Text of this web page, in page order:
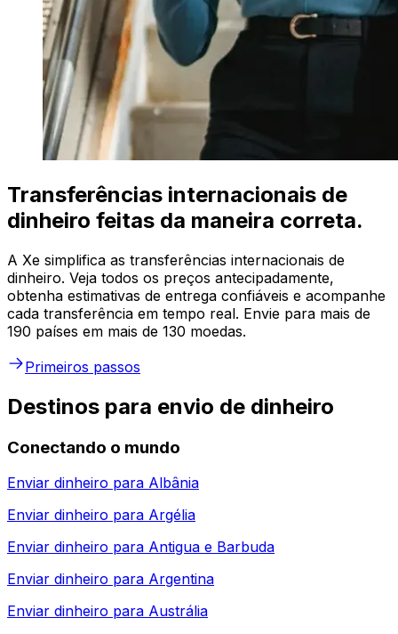
Transferências internacionais de
dinheiro feitas da maneira correta.
A Xe simplifica as transferências internacionais de
dinheiro. Veja todos os preços antecipadamente,
obtenha estimativas de entrega confiáveis e acompanhe
cada transferência em tempo real. Envie para mais de
190 países em mais de 130 moedas.
Primeiros passos
Destinos para envio de dinheiro
Conectando o mundo
Enviar dinheiro para Albânia
Enviar dinheiro para Argélia
Enviar dinheiro para Antigua e Barbuda
Enviar dinheiro para Argentina
Enviar dinheiro para Austrália